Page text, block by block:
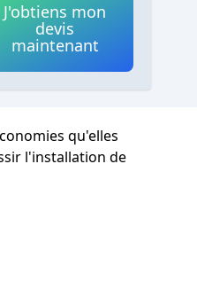
J'obtiens mon
devis
maintenant
qu'elles
l'installation de